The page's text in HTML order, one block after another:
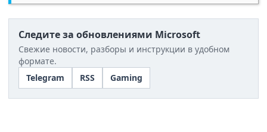
Следите за обновлениями Microsoft
Свежие новости, разборы и инструкции в удобном
формате.
Telegram
RSS Gaming